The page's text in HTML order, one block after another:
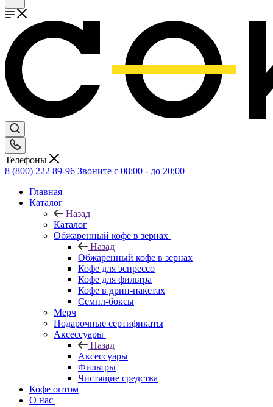
Телефоны
8 (800) 222 89-96 Звоните с 08:00 - до 20:00
Главная
Каталог
Назад
Каталог
Обжаренный кофе в зернах
Назад
Обжаренный кофе в зернах
Кофе для эспрессо
Кофе для фильтра
Кофе в дрип-пакетах
Семпл-боксы
Мерч
Подарочные сертификаты
Аксессуары
Назад
Аксессуары
Фильтры
Чистящие средства
Кофе оптом
О нас